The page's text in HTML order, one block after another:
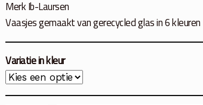
Merk Ib-Laursen
Vaasjes gemaakt van gerecycled glas in 6 kleuren
Variatie in kleur